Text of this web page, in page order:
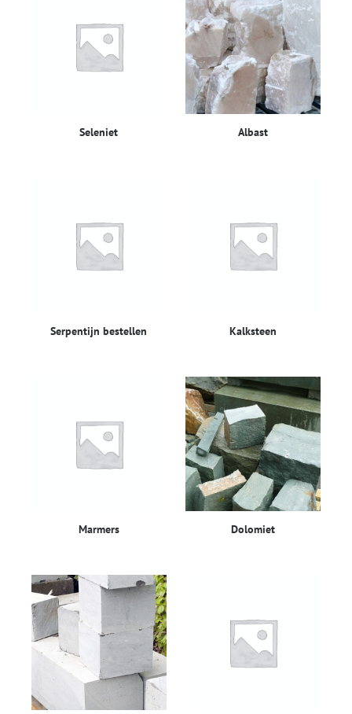
Seleniet Albast
Serpentijn bestellen Kalksteen
Marmers Dolomiet